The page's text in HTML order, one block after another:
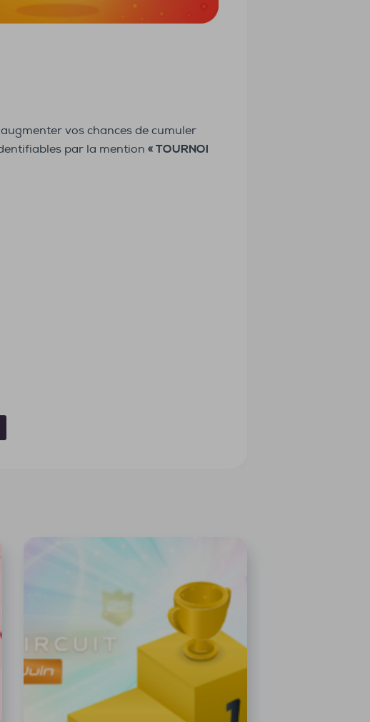
vos chances de cumuler
par la mention « TOURNOI